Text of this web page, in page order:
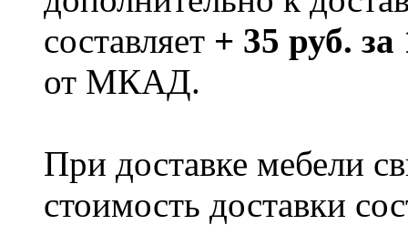
составляет + 35 руб.
от МКАД.
При доставке мебели
стоимость доставки